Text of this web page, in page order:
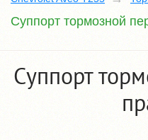
Суппорт тормозной
Суппорт